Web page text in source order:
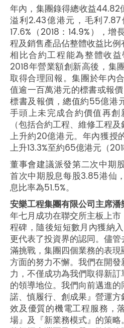
年內，集團錄得總收益44.82
溢利2.43億港元，毛利
17.6%（2018：14.9%），
程及銷售產品佔整體收益比
相比合約工程能為整體收
2018年營業額創新高後，集
取得合理回報。集團於年內
值逾一百萬港元的標書或報
標書及報價，總值約55億港
手頭上未完成合約價值再
（包括合約工程、維修工程
上升約20億港元。年內獲授
上升13.3%至約65億港元（
董事會建議派發第二次中期
首次中期股息每股3.85港仙
息比率為51.5%。
安樂工程集團有限公司主席
年七月成功在聯交所主板上
程碑，隨後短短數月內獲納
更代表了投資界的認同。儘
滿挑戰，集團四個業務的表
方面的努力不懈。我們在開
力，不僅成功為我們取得新
的領導地位。我們向前邁進
諾、慎履行、創成果』營運
效及優質的機電工程服務，
場』及『新業務模式』的策略